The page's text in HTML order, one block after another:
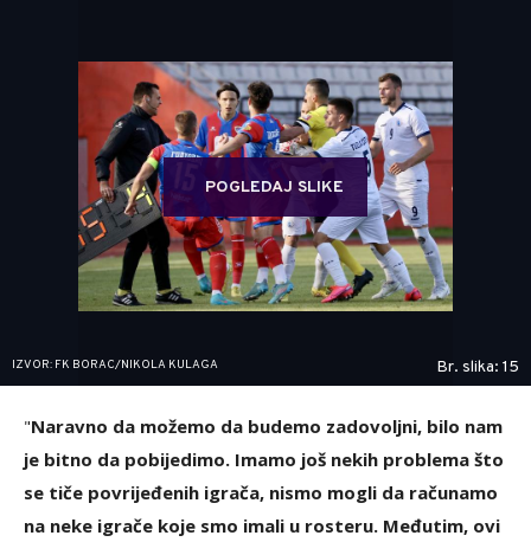
POGLEDAJ SLIKE
IZVOR: FK BORAC/NIKOLA KULAGA Br. slika: 15
"Naravno da možemo da budemo zadovoljni, bilo nam
je bitno da pobijedimo. Imamo još nekih problema što
se tiče povrijeđenih igrača, nismo mogli da računamo
na neke igrače koje smo imali u rosteru. Međutim, ovi